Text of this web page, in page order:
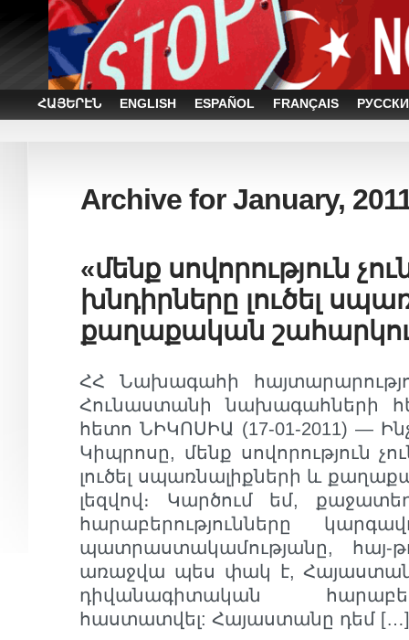
ՀԱՅԵՐԷՆ ENGLISH ESPAÑOL FRANÇAIS
Archive for January,
«մենք սովորություն
խնդիրները լուծել
քաղաքական
ՀՀ Նախագահի
Հունաստանի նախագահների
հետո ՆԻԿՈՍԻԱ (17-01-2011) —
Կիպրոսը, մենք սովորություն
լուծել սպառնալիքների և
լեզվով։ Կարծում եմ,
հարաբերությունները
պատրաստակամությանը, հայ-
առաջվա պես փակ է,
դիվանագիտական
հաստատվել: Հայաստանը դեմ […]